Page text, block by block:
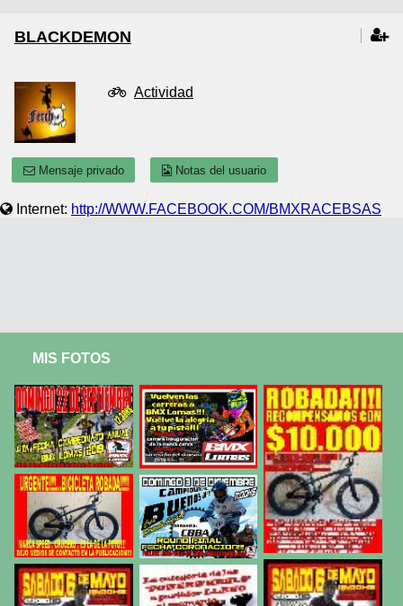
BLACKDEMON
Actividad
Mensaje privado Notas del usuario
Internet: http://WWW.FACEBOOK.COM/BMXRACEBSAS
MIS FOTOS